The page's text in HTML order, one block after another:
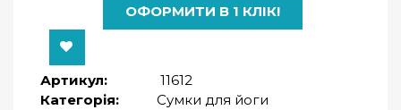
ОФОРМИТИ В 1 КЛІК!
Артикул:
11612
Категорія:
Сумки для йоги